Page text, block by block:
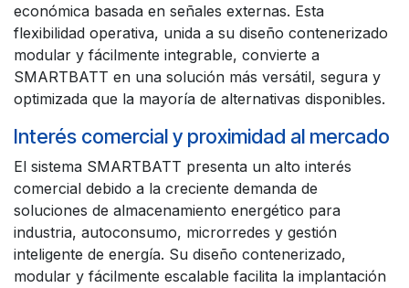
económica basada en señales externas. Esta
flexibilidad operativa, unida a su diseño contenerizado
modular y fácilmente integrable, convierte a
SMARTBATT en una solución más versátil, segura y
optimizada que la mayoría de alternativas disponibles.
Interés comercial y proximidad al mercado
El sistema SMARTBATT presenta un alto interés
comercial debido a la creciente demanda de
soluciones de almacenamiento energético para
industria, autoconsumo, microrredes y gestión
inteligente de energía. Su diseño contenerizado,
modular y fácilmente escalable facilita la implantación